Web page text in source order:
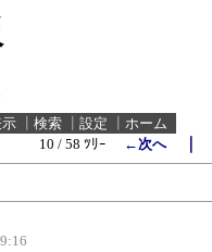
検索 設定
ホーム
10 / 58 ﾂﾘｰ
←次へ｜